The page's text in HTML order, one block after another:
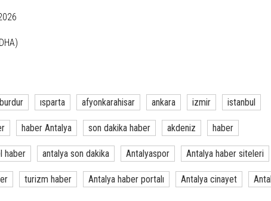
burdur ısparta afyonkarahisar ankara izmir istanbul
haber Antalya son dakika haber akdeniz haber
haber antalya son dakika Antalyaspor Antalya haber siteleri
turizm haber Antalya haber portalı Antalya cinayet